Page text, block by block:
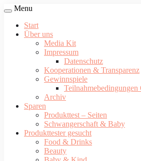
Menu
Start
Über uns
Media Kit
Impressum
Datenschutz
Kooperationen & Transparenz
Gewinnspiele
Teilnahmebedingungen
Archiv
Sparen
Produkttest – Seiten
Schwangerschaft & Baby
Produkttester gesucht
Food & Drinks
Beauty